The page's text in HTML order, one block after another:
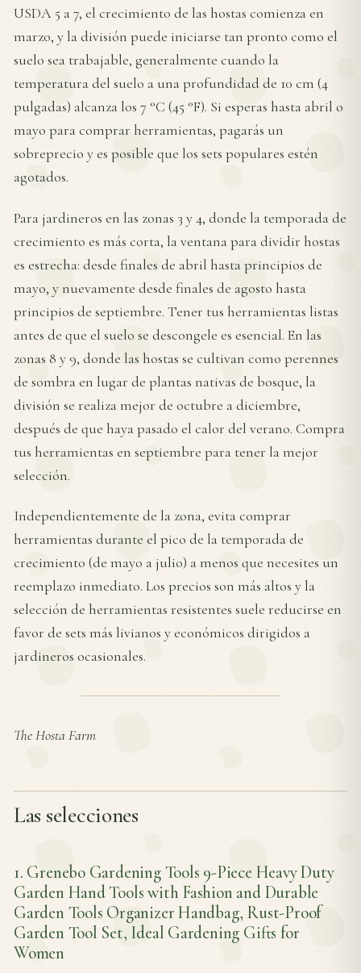
USDA 5 a 7, el crecimiento de las hostas comienza en
marzo, y la división puede iniciarse tan pronto como el
suelo sea trabajable, generalmente cuando la
temperatura del suelo a una profundidad de 10 cm (4
pulgadas) alcanza los 7 °C (45 °F). Si esperas hasta abril o
mayo para comprar herramientas, pagarás un
sobreprecio y es posible que los sets populares estén
agotados.
Para jardineros en las zonas 3 y 4, donde la temporada de
crecimiento es más corta, la ventana para dividir hostas
es estrecha: desde finales de abril hasta principios de
mayo, y nuevamente desde finales de agosto hasta
principios de septiembre. Tener tus herramientas listas
antes de que el suelo se descongele es esencial. En las
zonas 8 y 9, donde las hostas se cultivan como perennes
de sombra en lugar de plantas nativas de bosque, la
división se realiza mejor de octubre a diciembre,
después de que haya pasado el calor del verano. Compra
tus herramientas en septiembre para tener la mejor
selección.
Independientemente de la zona, evita comprar
herramientas durante el pico de la temporada de
crecimiento (de mayo a julio) a menos que necesites un
reemplazo inmediato. Los precios son más altos y la
selección de herramientas resistentes suele reducirse en
favor de sets más livianos y económicos dirigidos a
jardineros ocasionales.
The Hosta Farm
Las selecciones
1. Grenebo Gardening Tools 9-Piece Heavy Duty
Garden Hand Tools with Fashion and Durable
Garden Tools Organizer Handbag, Rust-Proof
Garden Tool Set, Ideal Gardening Gifts for
Women